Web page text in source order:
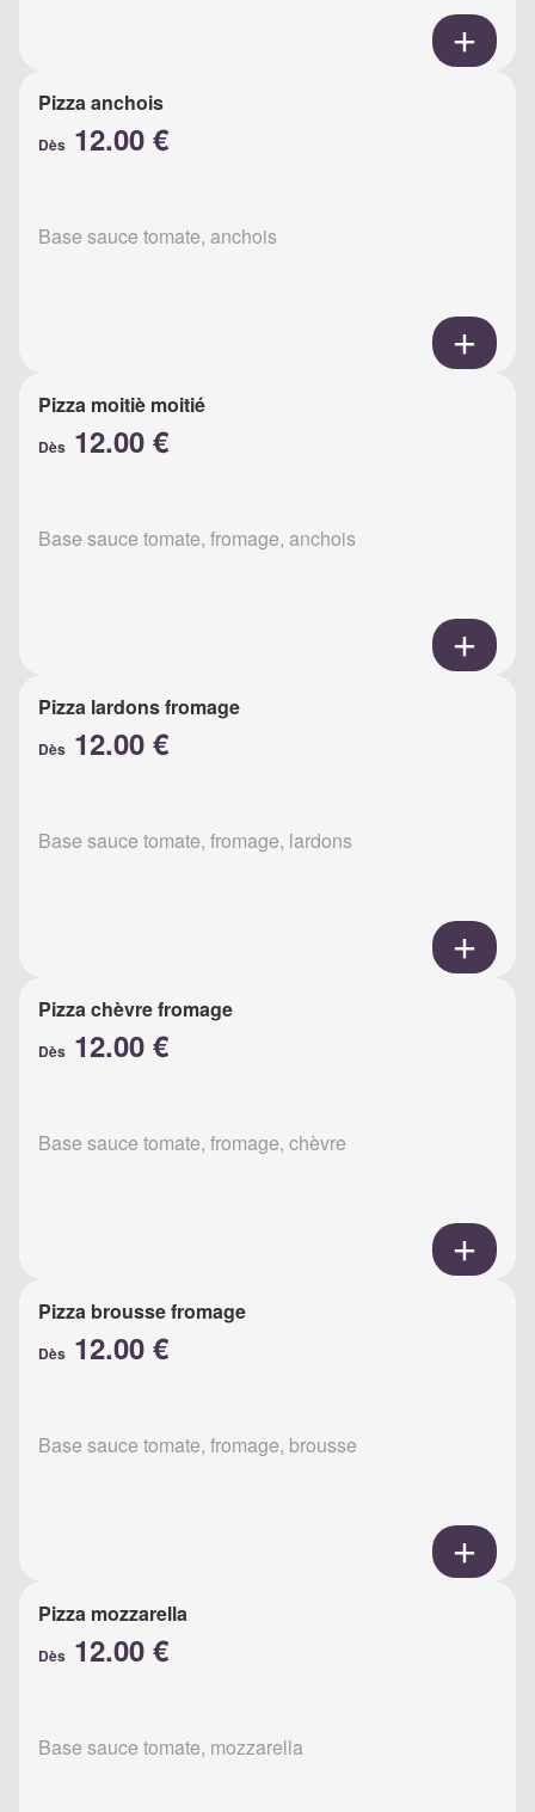
Pizza anchois
Dès 12.00 €
Base sauce tomate, anchois
Pizza moitiè moitié
Dès 12.00 €
Base sauce tomate, fromage, anchois
Pizza lardons fromage
Dès 12.00 €
Base sauce tomate, fromage, lardons
Pizza chèvre fromage
Dès 12.00 €
Base sauce tomate, fromage, chèvre
Pizza brousse fromage
Dès 12.00 €
Base sauce tomate, fromage, brousse
Pizza mozzarella
Dès 12.00 €
Base sauce tomate, mozzarella